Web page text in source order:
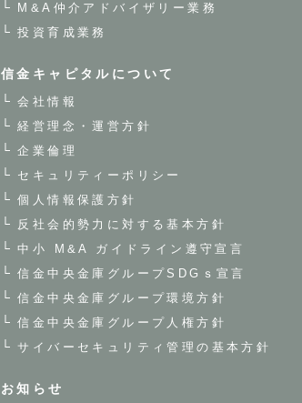
M&A仲介アドバイザリー業務
投資育成業務
信金キャピタルについて
会社情報
経営理念・運営方針
企業倫理
セキュリティーポリシー
個人情報保護方針
反社会的勢力に対する基本方針
中小 M&A ガイドライン遵守宣言
信金中央金庫グループSDGｓ宣言
信金中央金庫グループ環境方針
信金中央金庫グループ人権方針
サイバーセキュリティ管理の基本方針
お知らせ